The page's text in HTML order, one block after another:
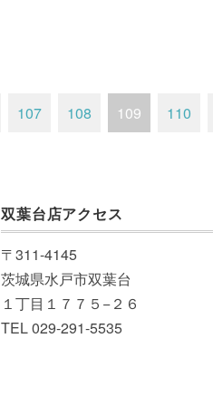
107 108 109 110
双葉台店アクセス
〒311-4145
茨城県水戸市双葉台
１丁目１７７５−２６
TEL 029-291-5535